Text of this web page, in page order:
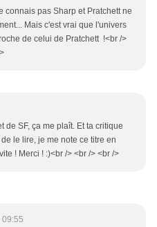
connais pas Sharp et Pratchett ne
Mais c'est vrai que l'univers
de celui de Pratchett !<br />
de SF, ça me plaît. Et ta critique
le lire, je me note ce titre en
! Merci ! :)<br /> <br /> <br />
09:55